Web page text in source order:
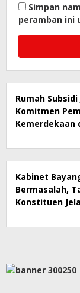
Simpan
peramban ini
Rumah
Komitmen
Kemerdekaan
Kabinet
Bermasalah,
Konstituen